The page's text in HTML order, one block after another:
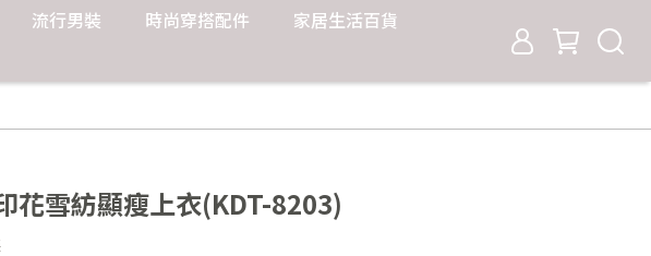
流行男裝 時尚穿搭配件 家居生活百貨
花雪紡顯瘦上衣(KDT-8203)